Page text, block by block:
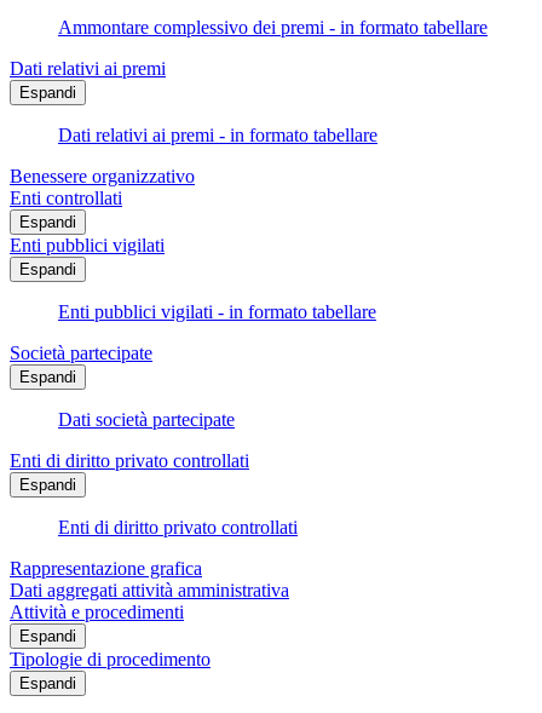
Ammontare complessivo dei premi - in formato tabellare
Dati relativi ai premi
Espandi
Dati relativi ai premi - in formato tabellare
Benessere organizzativo
Enti controllati
Espandi
Enti pubblici vigilati
Espandi
Enti pubblici vigilati - in formato tabellare
Società partecipate
Espandi
Dati società partecipate
Enti di diritto privato controllati
Espandi
Enti di diritto privato controllati
Rappresentazione grafica
Dati aggregati attività amministrativa
Attività e procedimenti
Espandi
Tipologie di procedimento
Espandi